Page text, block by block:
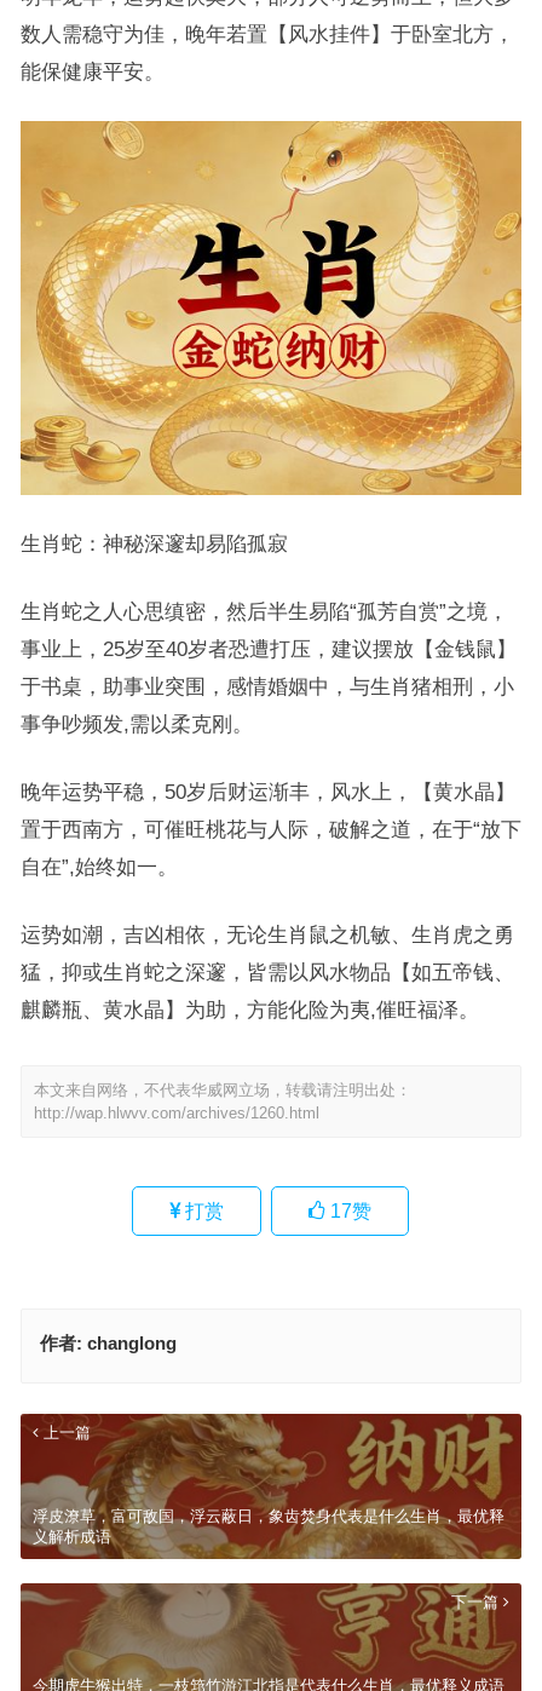
数人需稳守为佳，晚年若置【风水挂件】于卧室北方，
能保健康平安。
生肖蛇：神秘深邃却易陷孤寂
生肖蛇之人心思缜密，然后半生易陷“孤芳自赏”之境，
事业上，25岁至40岁者恐遭打压，建议摆放【金钱鼠】
于书桌，助事业突围，感情婚姻中，与生肖猪相刑，小
事争吵频发,需以柔克刚。
晚年运势平稳，50岁后财运渐丰，风水上，【黄水晶】
置于西南方，可催旺桃花与人际，破解之道，在于“放下
自在”,始终如一。
运势如潮，吉凶相依，无论生肖鼠之机敏、生肖虎之勇
猛，抑或生肖蛇之深邃，皆需以风水物品【如五帝钱、
麒麟瓶、黄水晶】为助，方能化险为夷,催旺福泽。
本文来自网络，不代表华威网立场，转载请注明出处：
http://wap.hlwvv.com/archives/1260.html
打赏 17赞
作者: changlong
上一篇
浮皮潦草，富可敌国，浮云蔽日，象齿焚身代表是什么生肖，最优释
义解析成语
下一篇
今期虎牛猴出特，一枝筇竹游江北指是代表什么生肖，最优释义成语